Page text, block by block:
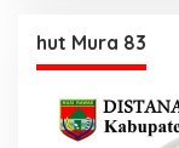
hut Mura 83